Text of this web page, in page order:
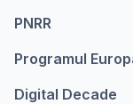
PNRR
Programul
Digital Decade